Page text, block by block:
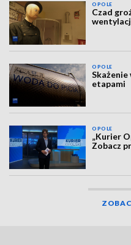
OPOLE
Czad
OPOLE
etapami
OPOLE
„Kurier
Zobacz